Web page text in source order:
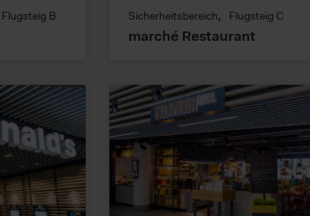
werden. Im Folgenden finden Sie eine Übersicht,
Flugsteig B Sicherheitsbereich Flugsteig C
marché Restaurant